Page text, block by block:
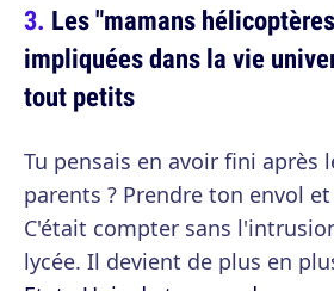
Les "mamans
impliquées dans la vie
tout petits
Tu pensais en avoir fini après
parents ? Prendre ton envol
C'était compter sans
lycée. Il devient de plus en